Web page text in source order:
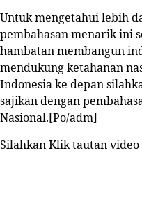
Untuk mengetahui lebih
pembahasan menarik ini
hambatan membangun
mendukung ketahanan
Indonesia ke depan
sajikan dengan
Nasional.[Po/adm]
Silahkan Klik tautan